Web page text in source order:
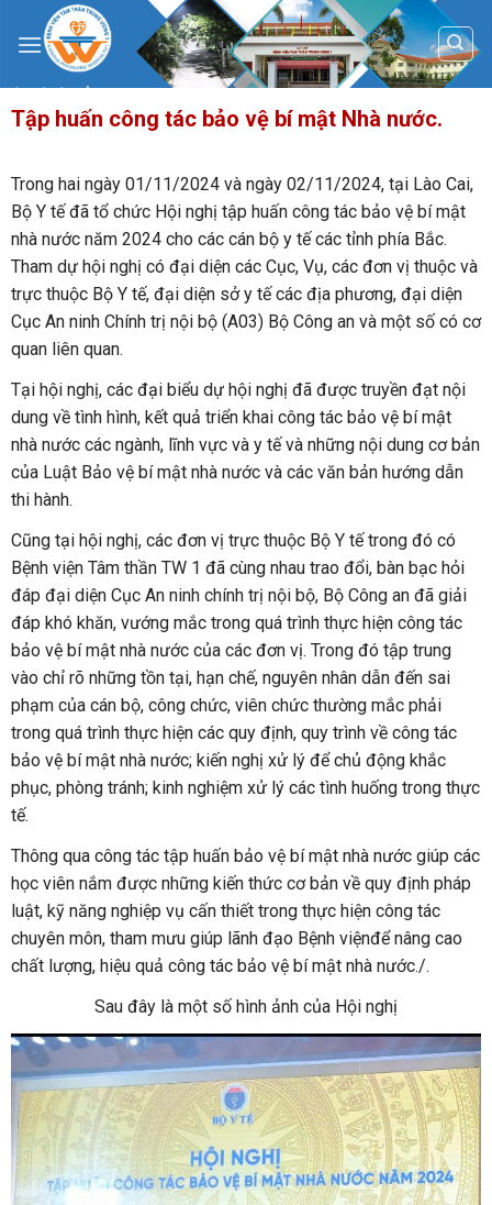
content
Tập huấn công tác bảo vệ bí mật Nhà nước.
Trong hai ngày 01/11/2024 và ngày 02/11/2024, tại Lào Cai,
Bộ Y tế đã tổ chức Hội nghị tập huấn công tác bảo vệ bí mật
nhà nước năm 2024 cho các cán bộ y tế các tỉnh phía Bắc.
Tham dự hội nghị có đại diện các Cục, Vụ, các đơn vị thuộc và
trực thuộc Bộ Y tế, đại diện sở y tế các địa phương, đại diện
Cục An ninh Chính trị nội bộ (A03) Bộ Công an và một số có cơ
quan liên quan.
Tại hội nghị, các đại biểu dự hội nghị đã được truyền đạt nội
dung về tình hình, kết quả triển khai công tác bảo vệ bí mật
nhà nước các ngành, lĩnh vực và y tế và những nội dung cơ bản
của Luật Bảo vệ bí mật nhà nước và các văn bản hướng dẫn
thi hành.
Cũng tại hội nghị, các đơn vị trực thuộc Bộ Y tế trong đó có
Bệnh viện Tâm thần TW 1 đã cùng nhau trao đổi, bàn bạc hỏi
đáp đại diện Cục An ninh chính trị nội bộ, Bộ Công an đã giải
đáp khó khăn, vướng mắc trong quá trình thực hiện công tác
bảo vệ bí mật nhà nước của các đơn vị. Trong đó tập trung
vào chỉ rõ những tồn tại, hạn chế, nguyên nhân dẫn đến sai
phạm của cán bộ, công chức, viên chức thường mắc phải
trong quá trình thực hiện các quy định, quy trình về công tác
bảo vệ bí mật nhà nước; kiến nghị xử lý để chủ động khắc
phục, phòng tránh; kinh nghiệm xử lý các tình huống trong thực
tế.
Thông qua công tác tập huấn bảo vệ bí mật nhà nước giúp các
học viên nắm được những kiến thức cơ bản về quy định pháp
luật, kỹ năng nghiệp vụ cấn thiết trong thực hiện công tác
chuyên môn, tham mưu giúp lãnh đạo Bệnh việnđể nâng cao
chất lượng, hiệu quả công tác bảo vệ bí mật nhà nước./.
Sau đây là một số hình ảnh của Hội nghị